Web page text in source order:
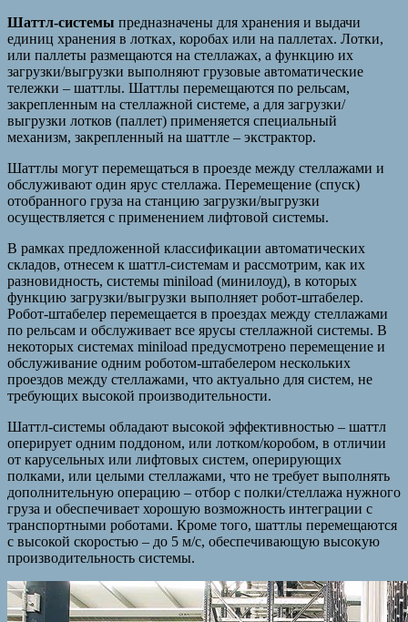
Шаттл-системы предназначены для хранения и выдачи
единиц хранения в лотках, коробах или на паллетах. Лотки,
или паллеты размещаются на стеллажах, а функцию их
загрузки/выгрузки выполняют грузовые автоматические
тележки – шаттлы. Шаттлы перемещаются по рельсам,
закрепленным на стеллажной системе, а для загрузки/
выгрузки лотков (паллет) применяется специальный
механизм, закрепленный на шаттле – экстрактор.
Шаттлы могут перемещаться в проезде между стеллажами и
обслуживают один ярус стеллажа. Перемещение (спуск)
отобранного груза на станцию загрузки/выгрузки
осуществляется с применением лифтовой системы.
В рамках предложенной классификации автоматических
складов, отнесем к шаттл-системам и рассмотрим, как их
разновидность, системы miniload (минилоуд), в которых
функцию загрузки/выгрузки выполняет робот-штабелер.
Робот-штабелер перемещается в проездах между стеллажами
по рельсам и обслуживает все ярусы стеллажной системы. В
некоторых системах miniload предусмотрено перемещение и
обслуживание одним роботом-штабелером нескольких
проездов между стеллажами, что актуально для систем, не
требующих высокой производительности.
Шаттл-системы обладают высокой эффективностью – шаттл
оперирует одним поддоном, или лотком/коробом, в отличии
от карусельных или лифтовых систем, оперирующих
полками, или целыми стеллажами, что не требует выполнять
дополнительную операцию – отбор с полки/стеллажа нужного
груза и обеспечивает хорошую возможность интеграции с
транспортными роботами. Кроме того, шаттлы перемещаются
с высокой скоростью – до 5 м/с, обеспечивающую высокую
производительность системы.